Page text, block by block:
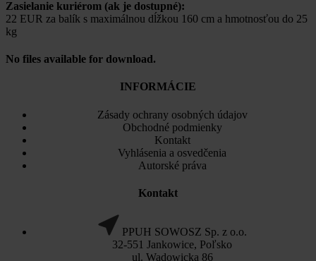
Zasielanie kuriérom (ak je dostupné):
22 EUR za balík s maximálnou dĺžkou 160 cm a hmotnosťou do 25
kg
No files available for download.
INFORMÁCIE
Zásady ochrany osobných údajov
Obchodné podmienky
Kontakt
Vyhlásenia a osvedčenia
Autorské práva
Kontakt
PPUH SOWOSZ Sp. z o.o.
32-551 Jankowice, Poľsko
ul. Wadowicka 86